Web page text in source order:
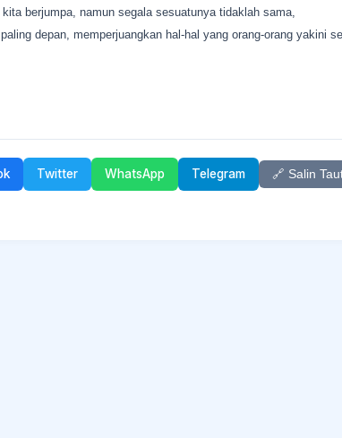
berjumpa, namun segala sesuatunya tidaklah sama,
depan, memperjuangkan hal-hal yang orang-orang yakini
Twitter WhatsApp Telegram 🔗 Salin